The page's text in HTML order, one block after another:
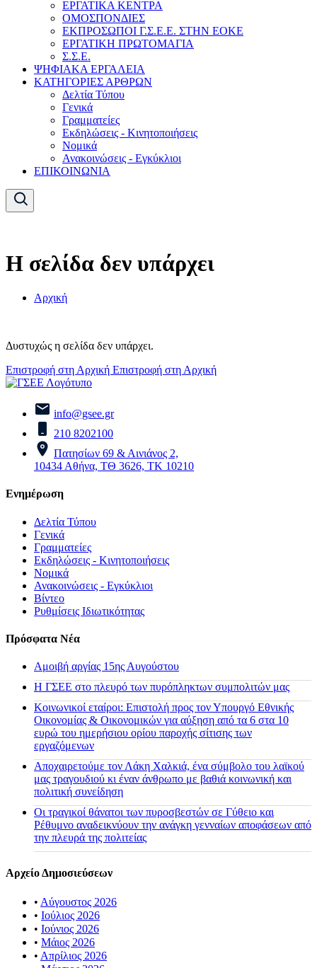
ΕΡΓΑΤΙΚΑ ΚΕΝΤΡΑ
ΟΜΟΣΠΟΝΔΙΕΣ
ΕΚΠΡΟΣΩΠΟΙ Γ.Σ.Ε.Ε. ΣΤΗΝ ΕΟΚΕ
ΕΡΓΑΤΙΚΗ ΠΡΩΤΟΜΑΓΙΑ
Σ.Σ.Ε.
ΨΗΦΙΑΚΑ ΕΡΓΑΛΕΙΑ
ΚΑΤΗΓΟΡΙΕΣ ΑΡΘΡΩΝ
Δελτία Τύπου
Γενικά
Γραμματείες
Εκδηλώσεις - Κινητοποιήσεις
Νομικά
Ανακοινώσεις - Εγκύκλιοι
ΕΠΙΚΟΙΝΩΝΙΑ
Η σελίδα δεν υπάρχει
Αρχική
Δυστυχώς η σελίδα δεν υπάρχει.
Επιστροφή στη Αρχική Επιστροφή στη Αρχική
info@gsee.gr
210 8202100
Πατησίων 69 & Αινιάνος 2,
10434 Αθήνα, ΤΘ 3626, ΤΚ 10210
Ενημέρωση
Δελτία Τύπου
Γενικά
Γραμματείες
Εκδηλώσεις - Κινητοποιήσεις
Νομικά
Ανακοινώσεις - Εγκύκλιοι
Βίντεο
Ρυθμίσεις Ιδιωτικότητας
Πρόσφατα Νέα
Αμοιβή αργίας 15ης Αυγούστου
H ΓΣΕΕ στο πλευρό των πυρόπληκτων συμπολιτών μας
Κοινωνικοί εταίροι: Επιστολή προς τον Υπουργό Εθνικής
Οικονομίας & Οικονομικών για αύξηση από τα 6 στα 10
ευρώ του ημερήσιου ορίου παροχής σίτισης των
εργαζόμενων
Αποχαιρετούμε τον Λάκη Χαλκιά, ένα σύμβολο του λαϊκού
μας τραγουδιού κι έναν άνθρωπο με βαθιά κοινωνική και
πολιτική συνείδηση
Οι τραγικοί θάνατοι των πυροσβεστών σε Γύθειο και
Ρέθυμνο αναδεικνύουν την ανάγκη γενναίων αποφάσεων από
την πλευρά της πολιτείας
Αρχείο Δημοσιεύσεων
• Αύγουστος 2026
• Ιούλιος 2026
• Ιούνιος 2026
• Μάιος 2026
• Απρίλιος 2026